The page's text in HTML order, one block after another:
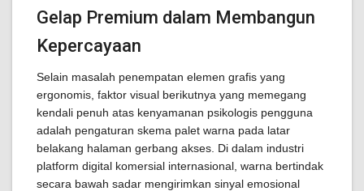
Gelap Premium dalam Membangun
Kepercayaan
Selain masalah penempatan elemen grafis yang
ergonomis, faktor visual berikutnya yang memegang
kendali penuh atas kenyamanan psikologis pengguna
adalah pengaturan skema palet warna pada latar
belakang halaman gerbang akses. Di dalam industri
platform digital komersial internasional, warna bertindak
secara bawah sadar mengirimkan sinyal emosional